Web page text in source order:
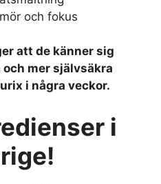
och fokus
att de känner sig
mer självsäkra
i några veckor.
i